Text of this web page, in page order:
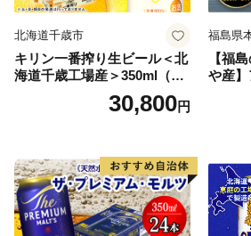
北海道千歳市
キリン一番搾り生ビール＜北
海道千歳工場産＞350ml（24
30,800円
福島県
【福
や産
ス ア
口 送
【